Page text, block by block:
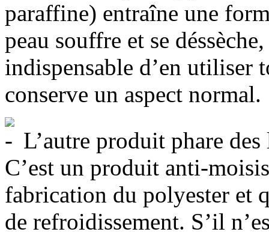
paraffine) entraîne une
peau souffre et se
indispensable d’en utiliser
conserve un aspect normal.
L’autre produit phare
C’est un produit anti-
fabrication du polyester et
de refroidissement. S’il